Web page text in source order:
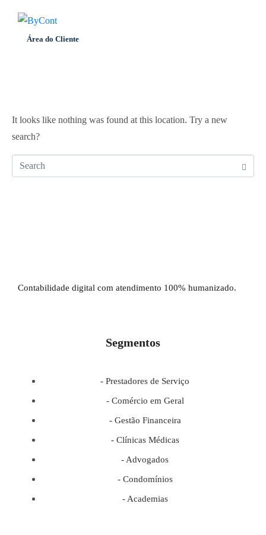
Área do Cliente
Whoops, no
It looks like nothing was found at this location. Try a new
search?
Contabilidade digital com atendimento 100% humanizado.
Segmentos
- Prestadores de Serviço
- Comércio em Geral
- Gestão Financeira
- Clínicas Médicas
- Advogados
- Condomínios
- Academias